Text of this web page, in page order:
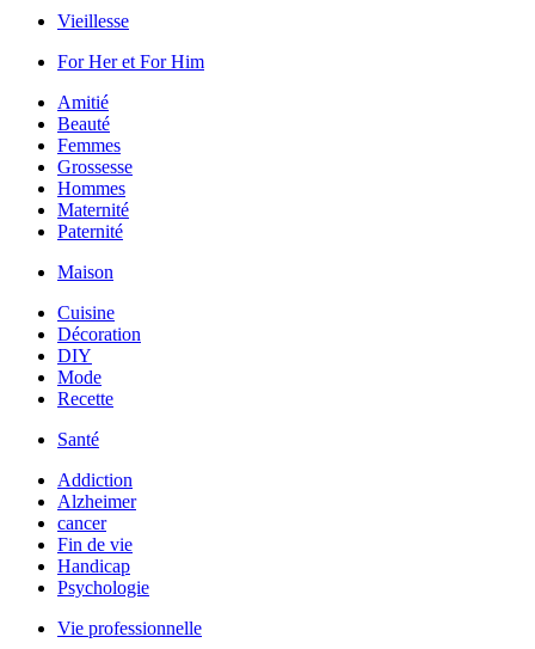
Vieillesse
For Her et For Him
Amitié
Beauté
Femmes
Grossesse
Hommes
Maternité
Paternité
Maison
Cuisine
Décoration
DIY
Mode
Recette
Santé
Addiction
Alzheimer
cancer
Fin de vie
Handicap
Psychologie
Vie professionnelle